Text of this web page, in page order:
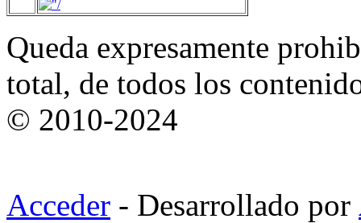
Queda expresamente
total, de todos los
© 2010-2024
Acceder - Desarrollado por